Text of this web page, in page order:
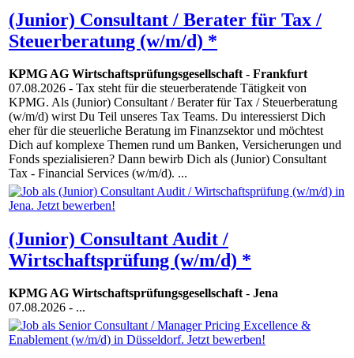
(Junior) Consultant / Berater für Tax /
Steuerberatung (w/m/d) *
KPMG AG Wirtschaftsprüfungsgesellschaft- Frankfurt
07.08.2026 - Tax steht für die steuerberatende Tätigkeit von
KPMG. Als (Junior) Consultant / Berater für Tax / Steuerberatung
(w/m/d) wirst Du Teil unseres Tax Teams. Du interessierst Dich
eher für die steuerliche Beratung im Finanzsektor und möchtest
Dich auf komplexe Themen rund um Banken, Versicherungen und
Fonds spezialisieren? Dann bewirb Dich als (Junior) Consultant
Tax - Financial Services (w/m/d). ...
(Junior) Consultant Audit /
Wirtschaftsprüfung (w/m/d) *
KPMG AG Wirtschaftsprüfungsgesellschaft- Jena
07.08.2026 - ...